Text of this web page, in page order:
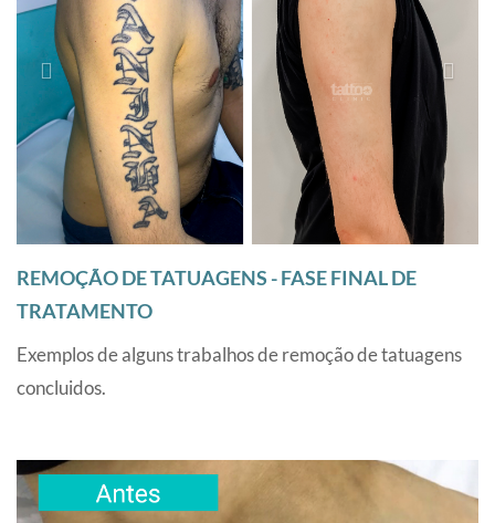
REMOÇÃO DE TATUAGENS - FASE FINAL DE
TRATAMENTO
Exemplos de alguns trabalhos de remoção de tatuagens
concluidos.